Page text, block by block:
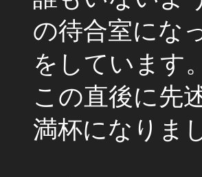
の待合室にな
をしています。
この直後に先
満杯になりま